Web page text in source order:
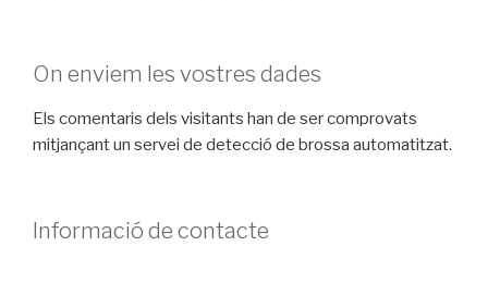
On enviem les vostres dades
Els comentaris dels visitants han de ser comprovats
mitjançant un servei de detecció de brossa automatitzat.
Informació de contacte